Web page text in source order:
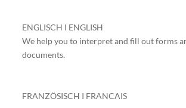
ENGLISCH I ENGLISH
We help you to interpret and fill out forms
documents.
FRANZÖSISCH I FRANCAIS